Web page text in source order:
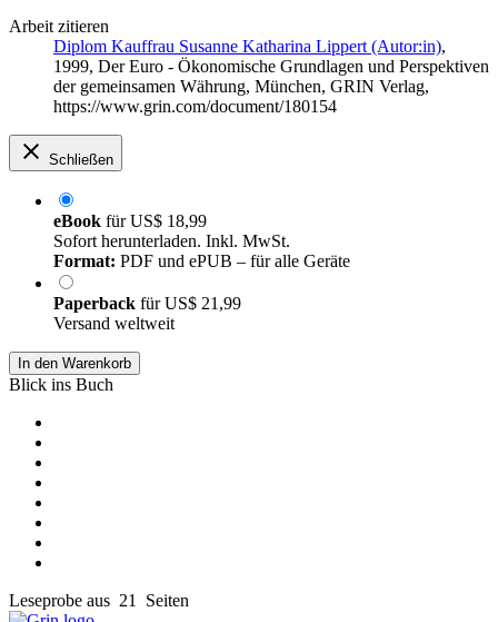
Arbeit zitieren
Diplom Kauffrau Susanne Katharina Lippert (Autor:in),
1999, Der Euro - Ökonomische Grundlagen und Perspektiven
der gemeinsamen Währung, München, GRIN Verlag,
https://www.grin.com/document/180154
Schließen
eBook fürUS$ 18,99
Sofort herunterladen. Inkl. MwSt.
Format: PDF und ePUB – für alle Geräte
Paperback fürUS$ 21,99
Versand weltweit
In den Warenkorb
Blick ins Buch